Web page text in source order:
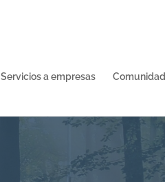
Servicios a empresas Comunidad